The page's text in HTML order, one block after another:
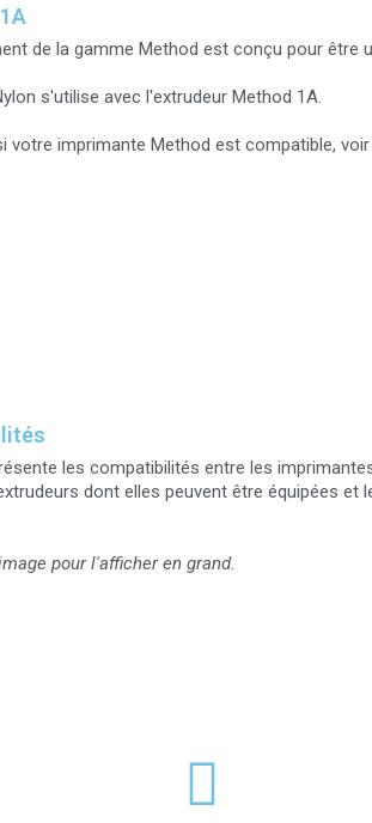
de la gamme Method est conçu pour être
s'utilise avec l'extrudeur Method 1A.
votre imprimante Method est compatible,
les compatibilités entre les
dont elles peuvent être équipées et
pour l'afficher en grand.